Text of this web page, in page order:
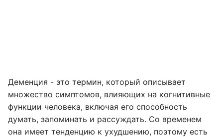
Деменция - это термин, который описывает
множество симптомов, влияющих на когнитивные
функции человека, включая его способность
думать, запоминать и рассуждать. Со временем
она имеет тенденцию к ухудшению, поэтому есть